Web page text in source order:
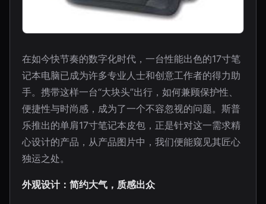
在如今快节奏的数字化时代，一台性能出色的17寸笔
记本电脑已成为许多专业人士和创意工作者的得力助
手。携带这样一台“大块头”出行，如何兼顾保护性、
便捷性与时尚感，成为了一个不容忽视的问题。斯普
乐推出的单肩17寸笔记本皮包，正是针对这一需求精
心设计的产品，从产品图片中，我们便能窥见其匠心
独运之处。
外观设计：简约大气，质感出众